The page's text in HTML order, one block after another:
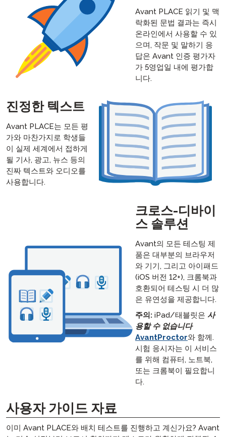
Avant PLACE 읽기 및 맥
락화된 문법 결과는 즉시
온라인에서 사용할 수 있
으며, 작문 및 말하기 응
답은 Avant 인증 평가자
가 5영업일 내에 평가합
니다.
진정한 텍스트
Avant PLACE는 모든 평
가와 마찬가지로 학생들
이 실제 세계에서 접하게
될 기사, 광고, 뉴스 등의
진짜 텍스트와 오디오를
사용합니다.
크로스-디바이
스 솔루션
Avant의 모든 테스팅 제
품은 대부분의 브라우저
와 기기, 그리고 아이패드
(iOS 버전 12+), 크롬북과
호환되어 테스팅 시 더 많
은 유연성을 제공합니다.
주의: iPad/태블릿은 사
용할 수 없습니다
AvantProctor와 함께.
시험 응시자는 이 서비스
를 위해 컴퓨터, 노트북,
또는 크롬북이 필요합니
다.
사용자 가이드 자료
이미 Avant PLACE와 배치 테스트를 진행하고 계신가요? Avant